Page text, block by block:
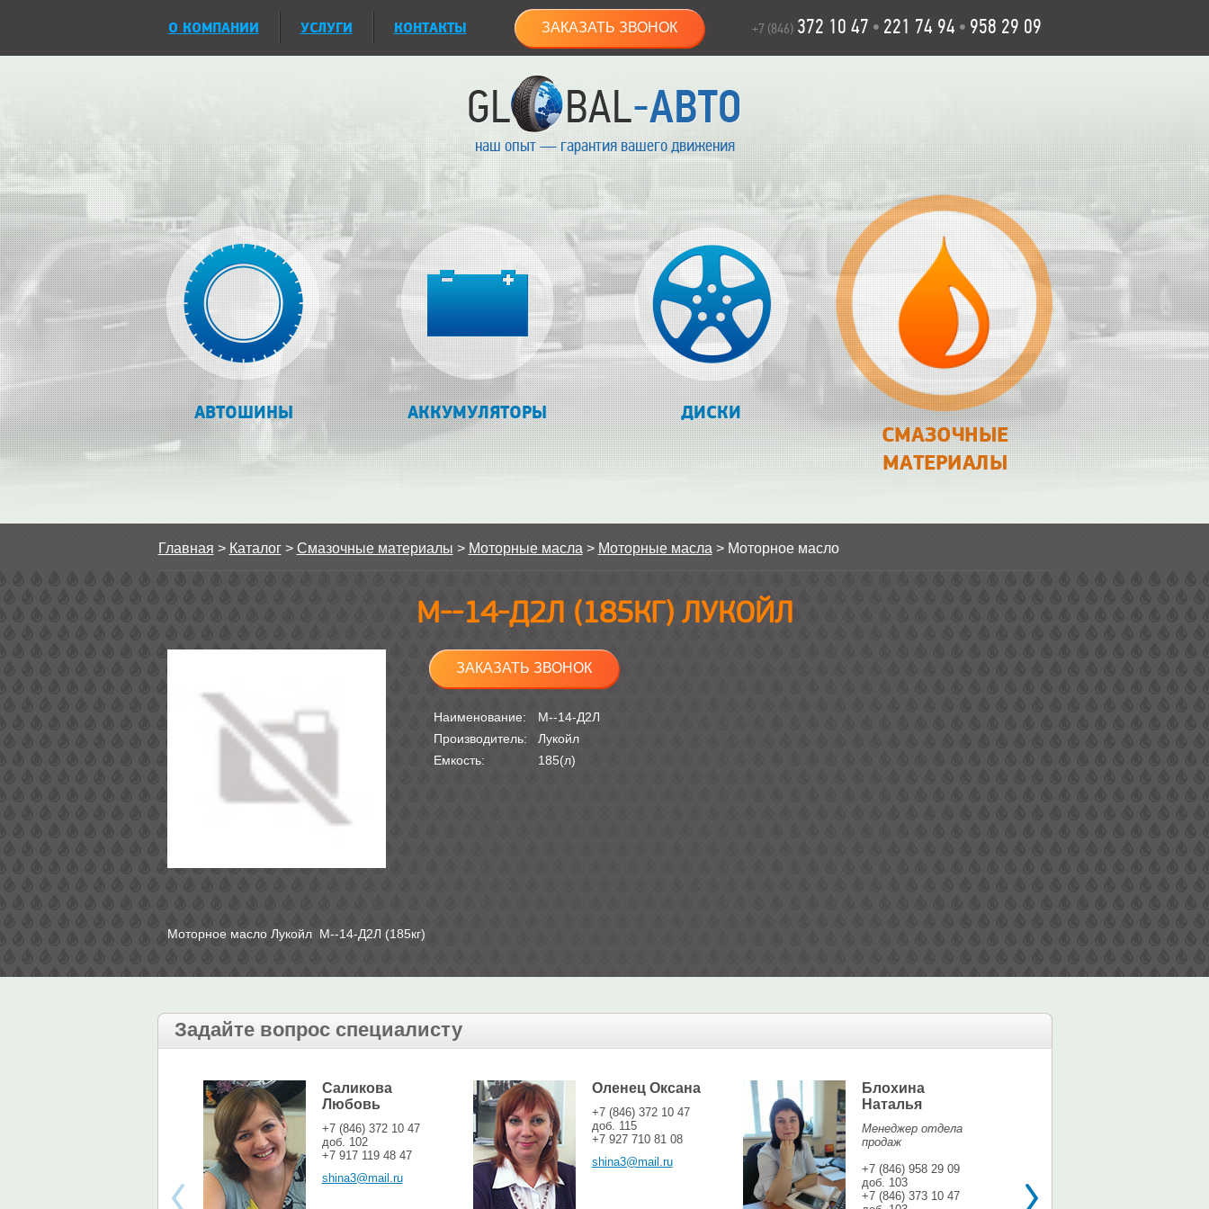
О КОМПАНИИ УСЛУГИ КОНТАКТЫ ЗАКАЗАТЬ ЗВОНОК +7 (846) 372 10 47 • 221 74 94 • 958 29 09
наш опыт — гарантия вашего движения
АВТОШИНЫ АККУМУЛЯТОРЫ ДИСКИ
СМАЗОЧНЫЕ
МАТЕРИАЛЫ
Главная > Каталог> Смазочные материалы > Моторные масла > Моторные масла > Моторное масло
М--14-Д2Л (185КГ) ЛУКОЙЛ
ЗАКАЗАТЬ ЗВОНОК
Наименование:
М--14-Д2Л
Производитель:
Лукойл
Емкость:
185(л)
Моторное масло Лукойл М--14-Д2Л (185кг)
Задайте вопрос специалисту
Саликова
Любовь
+7 (846) 372 10 47
доб. 102
+7 917 119 48 47
shina3@mail.ru
Оленец Оксана
+7 (846) 372 10 47
доб. 115
+7 927 710 81 08
shina3@mail.ru
Блохина
Наталья
Менеджер отдела
продаж
+7 (846) 958 29 09
доб. 103
+7 (846) 373 10 47